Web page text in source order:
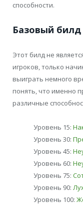
способности.
Базовый
Этот билд не
игроков, только
выиграть немного
понять, что именно
различные
Уровень 15:
Уровень 30:
Уровень 45:
Уровень 60:
Уровень 75:
Уровень 90:
Уровень 100: